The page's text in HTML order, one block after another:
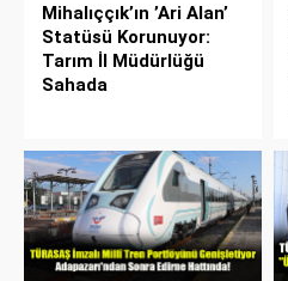
Mihalıççık’ın ’Ari Alan’
Statüsü Korunuyor:
Tarım İl Müdürlüğü
Sahada